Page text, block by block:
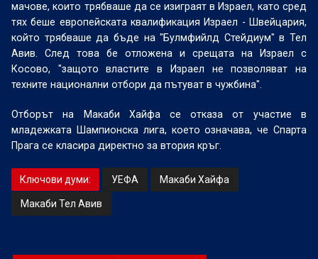
мачове, които трябваше да се изиграят в Израел, като сред
тях беше европейската квалификация Израел - Швейцария,
който трябваше да бъде на "Булмфийлд Стейдиум" в Тел
Авив. След това бе отложена и срещата на Израел с
Косово, "защото властите в Израел не позволяват на
техните национални отбори да пътуват в чужбина".
Отборът на Макаби Хайфа се отказа от участие в
младежката Шампионска лига, което означава, че Спарта
Прага се класира директно за втория кръг.
Ключови думи: УЕФА Макаби Хайфа
Макаби Тел Авив